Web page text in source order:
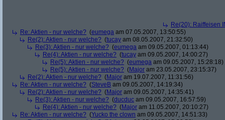
Re(20): Raiffeisen
Re: Aktien - nur welche? (eumega am 07.05.2007, 13:50:55)
Re(2): Aktien - nur welche? (tucay am 08.05.2007, 21:32:50)
Re(3): Aktien - nur welche? (eumega am 09.05.2007, 01:13:44)
Re(4): Aktien - nur welche? (tucay am 09.05.2007, 14:00:27)
Re(5): Aktien - nur welche? (eumega am 09.05.2007, 15:28:18)
Re(5): Aktien - nur welche? (Major am 23.05.2007, 23:15:37)
Re(2): Aktien - nur welche? (Major am 19.07.2007, 11:31:56)
Re: Aktien - nur welche? (SteveB am 09.05.2007, 14:19:34)
Re(2): Aktien - nur welche? (Major am 09.05.2007, 14:35:41)
Re(3): Aktien - nur welche? (ducduc am 09.05.2007, 16:57:59)
Re(4): Aktien - nur welche? (Major am 11.05.2007, 20:10:27)
Re: Aktien - nur welche? (Yucko the clown am 09.05.2007, 14:51:33)